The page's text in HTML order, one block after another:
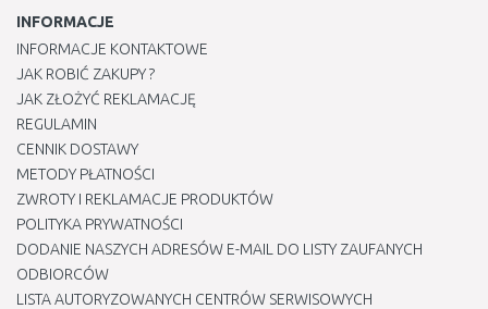
INFORMACJE
INFORMACJE KONTAKTOWE
JAK ROBIĆ ZAKUPY ?
JAK ZŁOŻYĆ REKLAMACJĘ
REGULAMIN
CENNIK DOSTAWY
METODY PŁATNOŚCI
ZWROTY I REKLAMACJE PRODUKTÓW
POLITYKA PRYWATNOŚCI
DODANIE NASZYCH ADRESÓW E-MAIL DO LISTY ZAUFANYCH
ODBIORCÓW
LISTA AUTORYZOWANYCH CENTRÓW SERWISOWYCH